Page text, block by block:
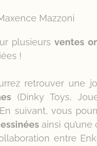
Mazzoni
plusieursventes
!
retrouver une
(Dinky Toys,
suivant, vous
ainsi
entre